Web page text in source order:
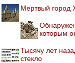
Мертвый город
которым
Тысячу лет
стекло